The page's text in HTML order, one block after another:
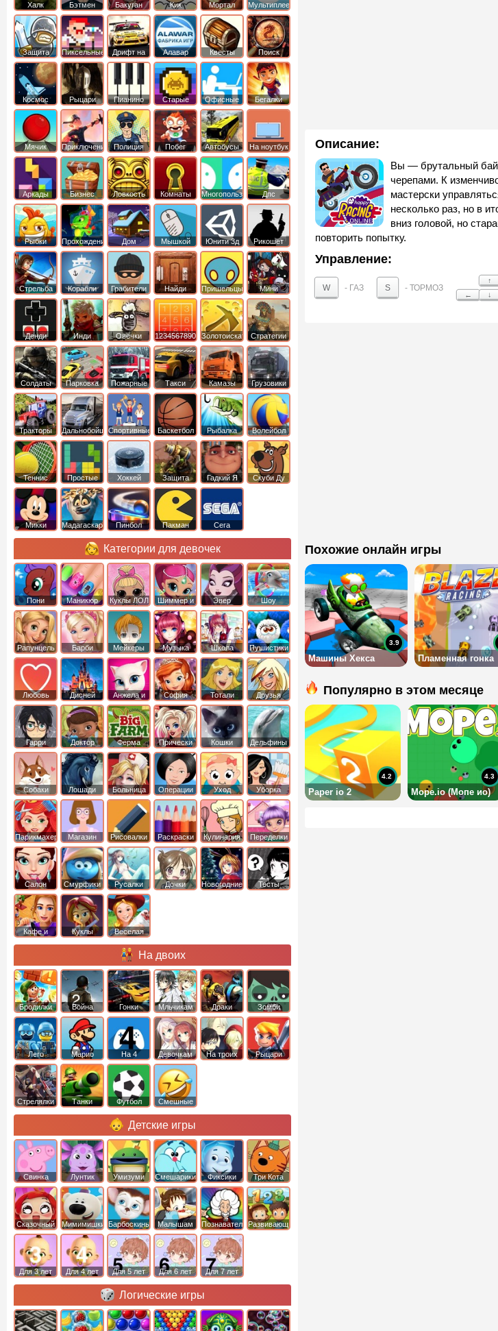
Описание:
Вы — брутальный
черепами. К
мастерски
несколько раз, но в
вниз головой, но
повторить попытку.
Управление:
W - ГАЗ S - ТОРМОЗ
↑
←
↓
Похожие онлайн игры
Машины Хекса
3.9
Пламенная гонка
Популярно в этом месяце
Paper io 2
4.2
Mope.io (Мопе ио)
4.3
Халк Бэтмен Бакуган
Кик
Бутовский
Мортал
комбат
Мультиплеер
Защита
королевства
Пиксельные
Дрифт на
машинах
Алавар Квесты
Поиск
предметов
Космос Рыцари Пианино Старые Офисные Бегалки
Мячик Приключения Полиция Побег Автобусы На ноутбук
Аркады
Бизнес
симуляторы
Ловкость Комнаты Многопользовательские
Дпс
Рыбки Прохождение Дом Мышкой Юнити 3д Рикошет
Cтрельба
из лука
Корабли Грабители
Найди
выход
Пришельцы Мини
Денди Инди
Овечки
идут домой
1234567890 ЗолотоискательСтратегии
Солдаты
Парковка
машин
Пожарные
машины
Такси Камазы Грузовики
Тракторы ДальнобойщикиСпортивные Баскетбол Рыбалка Волейбол
Теннис Простые Хоккей
Защита
башни
Гадкий Я Скуби Ду
Микки
Мадагаскар Пинбол Пакман Сега
Категории для девочек
Пони
креатор
Маникюр Куклы ЛОЛ
Шиммер и
Шайн
Эвер
Афтер Хай
Шоу
дельфинов
Рапунцель Барби Мейкеры Музыка Школа Пушистики
Любовь Дисней
Анжела и
том
София
Прекрасная
Тотали
Спайс
Друзья
ангелов
Гарри
Поттер
Доктор
Плюшева
Ферма Прически Кошки Дельфины
Собаки Лошади Больница Операции Уход Уборка
Парикмахер Магазин Рисовалки Раскраски Кулинария Переделки
Салон Смурфики Русалки Дочки Новогодние Тесты
Кафе и
Куклы
Веселая
На двоих
Бродилки Война Гонки Мльчикам Драки Зомби
Лего Марио На 4 Девочкам На троих Рыцари
Стрелялки Танки Футбол Смешные
Детские игры
Свинка
Пеппа
Лунтик Умизуми Смешарики Фиксики Три Кота
Сказочный
патруль
Мимимишки Барбоскины Малышам ПознавательныеРазвивающие
Для 3 лет Для 4 лет Для 5 лет Для 6 лет Для 7 лет
Логические игры